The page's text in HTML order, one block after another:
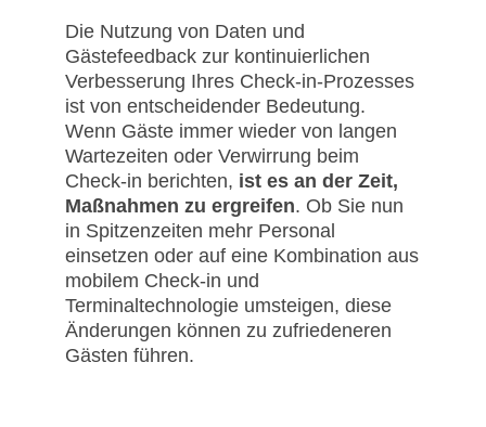
Die Nutzung von Daten und
Gästefeedback zur kontinuierlichen
Verbesserung Ihres Check-in-Prozesses
ist von entscheidender Bedeutung.
Wenn Gäste immer wieder von langen
Wartezeiten oder Verwirrung beim
Check-in berichten, ist es an der Zeit,
Maßnahmen zu ergreifen. Ob Sie nun
in Spitzenzeiten mehr Personal
einsetzen oder auf eine Kombination aus
mobilem Check-in und
Terminaltechnologie umsteigen, diese
Änderungen können zu zufriedeneren
Gästen führen.